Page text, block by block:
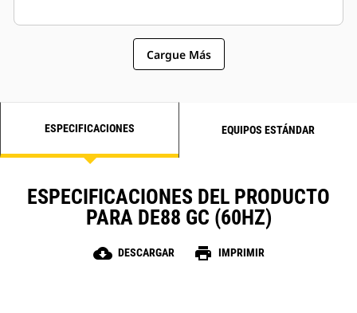
Cargue Más
ESPECIFICACIONES EQUIPOS ESTÁNDAR
ESPECIFICACIONES DEL PRODUCTO
PARA DE88 GC (60HZ)
cloud_download DESCARGAR print IMPRIMIR